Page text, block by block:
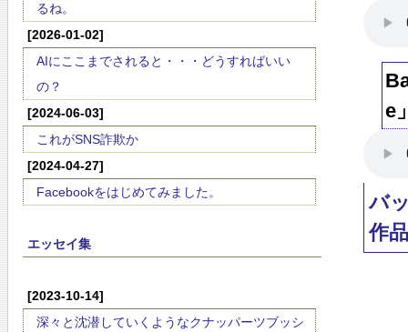
るね。
[2026-01-02]
AIにここまでされると・・・どうすればいい
の？
[2024-06-03]
これがSNS詐欺か
[2024-04-27]
Facebookをはじめてみました。
エッセイ集
[2023-10-14]
深々と沈潜していくようなクナッパーツブッシ
e
バ
作品